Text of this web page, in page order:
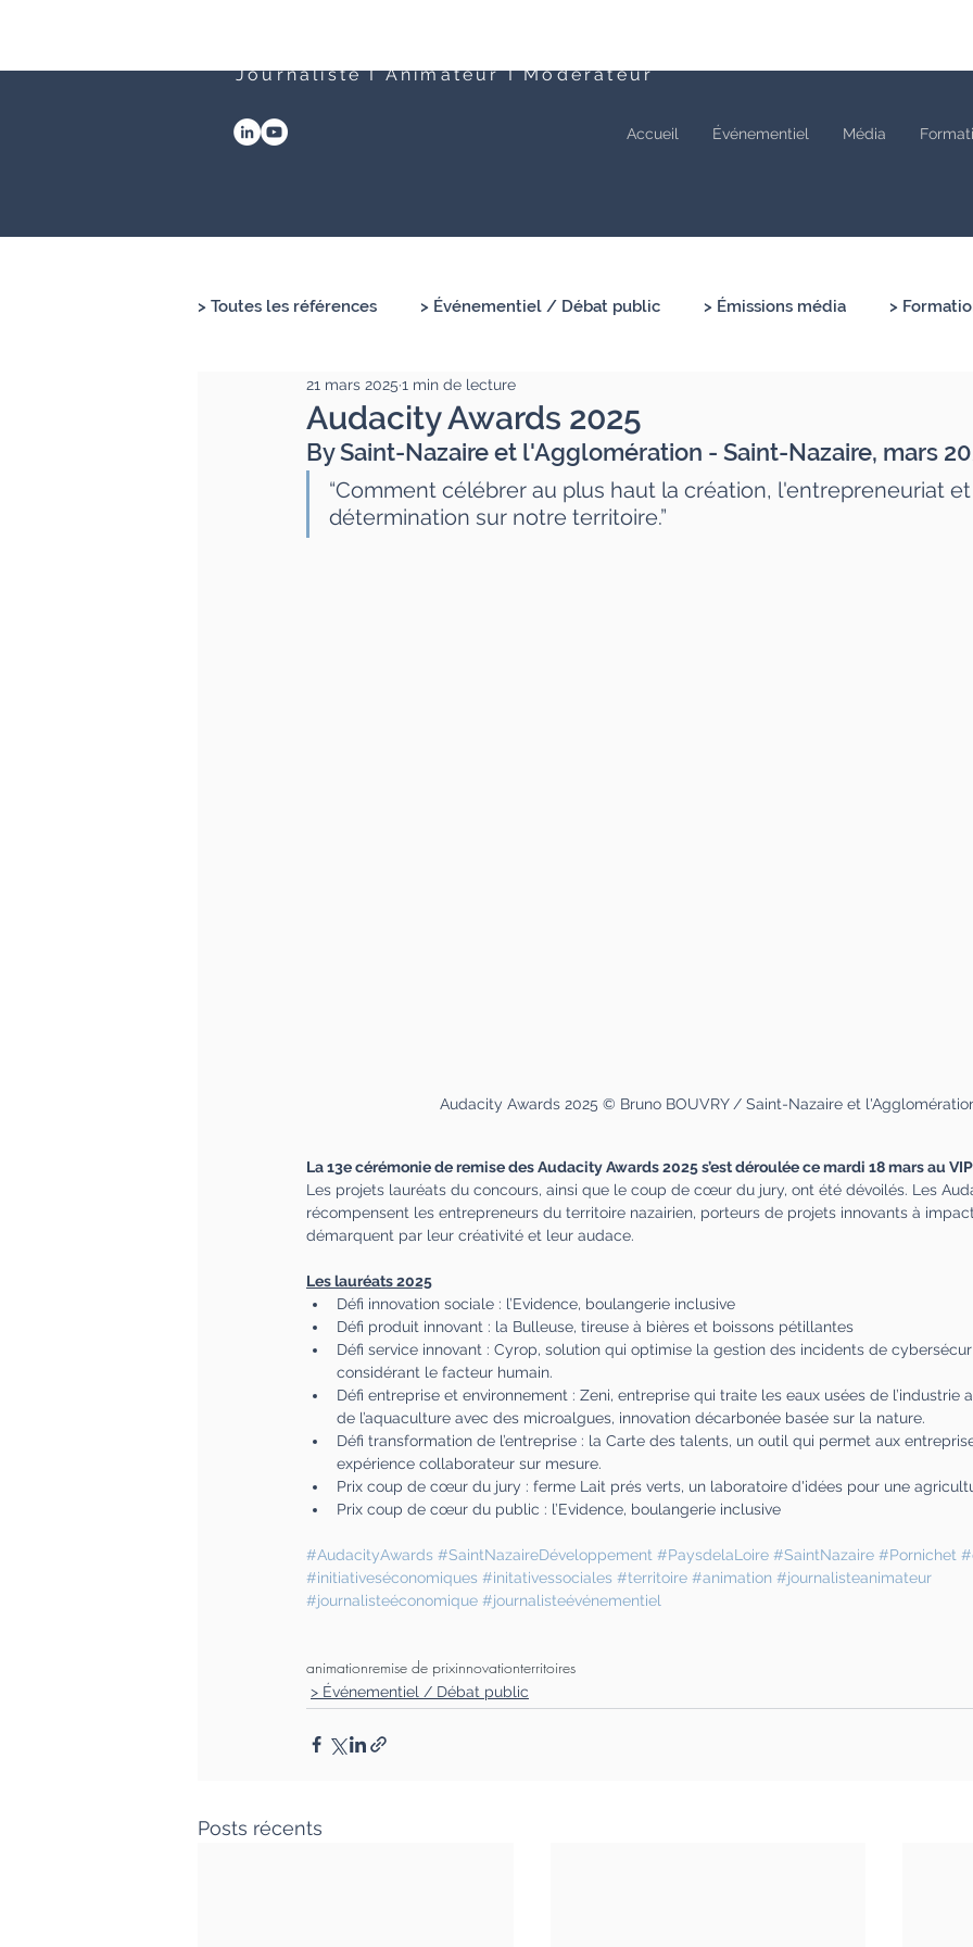
Journaliste I Animateur I Modérateur
Accueil Événementiel Média
> Toutes les références > Événementiel / Débat public > Émissions média >
Audacity Awards 2025
21 mars 2025 1 min de lecture
By Saint-Nazaire et l'Agglomération - Saint-Nazaire, mars
“Comment célébrer au plus haut la création, l'entrepreneuriat
détermination sur notre territoire.”
Audacity Awards 2025 © Bruno BOUVRY / Saint-Nazaire et
La 13e cérémonie de remise des Audacity Awards 2025 s’est déroulée ce mardi 18 mars au
Les projets lauréats du concours, ainsi que le coup de cœur du jury, ont été dévoilés. Les
récompensent les entrepreneurs du territoire nazairien, porteurs de projets innovants à
démarquent par leur créativité et leur audace.
Les lauréats 2025
Défi innovation sociale : l’Evidence, boulangerie inclusive
Défi produit innovant : la Bulleuse, tireuse à bières et boissons pétillantes
Défi service innovant : Cyrop, solution qui optimise la gestion des incidents de
considérant le facteur humain.
Défi entreprise et environnement : Zeni, entreprise qui traite les eaux usées de l’industrie
de l’aquaculture avec des microalgues, innovation décarbonée basée sur la nature.
Défi transformation de l’entreprise : la Carte des talents, un outil qui permet aux
expérience collaborateur sur mesure.
Prix coup de cœur du jury : ferme Lait prés verts, un laboratoire d'idées pour une
Prix coup de cœur du public : l’Evidence, boulangerie inclusive
#AudacityAwards #SaintNazaireDéveloppement #PaysdelaLoire #SaintNazaire #Pornichet
#initiativeséconomiques #initativessociales #territoire #animation #journalisteanimateur
#journalisteéconomique #journalisteévénementiel
animationremise de prixinnovationterritoires
> Événementiel / Débat public
Posts récents